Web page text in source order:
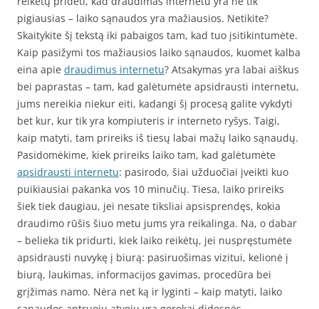
pigiausias – laiko sąnaudos yra mažiausios. Netikite?
Skaitykite šį tekstą iki pabaigos tam, kad tuo įsitikintumėte.
Kaip pasižymi tos mažiausios laiko sąnaudos, kuomet kalba
eina apie draudimus internetu? Atsakymas yra labai aiškus
bei paprastas – tam, kad galėtumėte apsidrausti internetu,
jums nereikia niekur eiti, kadangi šį procesą galite vykdyti
bet kur, kur tik yra kompiuteris ir interneto ryšys. Taigi,
kaip matyti, tam prireiks iš tiesų labai mažų laiko sąnaudų.
Pasidomėkime, kiek prireiks laiko tam, kad galėtumėte
apsidrausti internetu: pasirodo, šiai užduočiai įveikti kuo
puikiausiai pakanka vos 10 minučių. Tiesa, laiko prireiks
šiek tiek daugiau, jei nesate tiksliai apsisprendęs, kokia
draudimo rūšis šiuo metu jums yra reikalinga. Na, o dabar
– belieka tik pridurti, kiek laiko reikėtų, jei nuspręstumėte
apsidrausti nuvykę į biurą: pasiruošimas vizitui, kelionė į
biurą, laukimas, informacijos gavimas, procedūra bei
grįžimas namo. Nėra net ką ir lyginti – kaip matyti, laiko